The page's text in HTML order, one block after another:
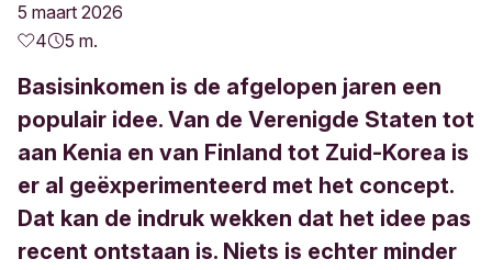
5 maart 2026
4
5 m.
Basisinkomen is de afgelopen jaren een
populair idee. Van de Verenigde Staten tot
aan Kenia en van Finland tot Zuid-Korea is
er al geëxperimenteerd met het concept.
Dat kan de indruk wekken dat het idee pas
recent ontstaan is. Niets is echter minder